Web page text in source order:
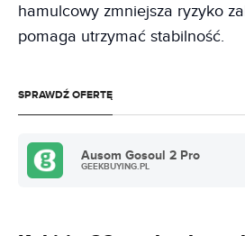
hamulcowy zmniejsza ryzyko
pomaga utrzymać stabilność.
SPRAWDŹ OFERTĘ
Ausom Gosoul 2 Pro
GEEKBUYING.PL